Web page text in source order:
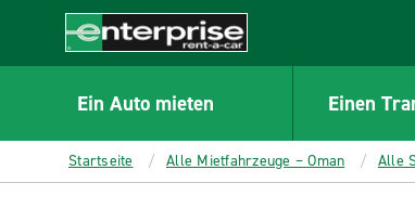
CONTENT
Enterprise
Ein Auto mieten Einen
Startseite Alle Mietfahrzeuge – Oman Alle